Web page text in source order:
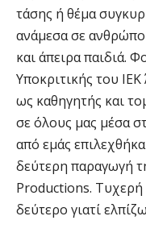
τάσης ή θέμα
ανάμεσα σε
και άπειρα παιδιά.
Υποκριτικής του
ως καθηγητής και
σε όλους μας μέσα
από εμάς
δεύτερη παραγωγή
Productions.
δεύτερο γιατί